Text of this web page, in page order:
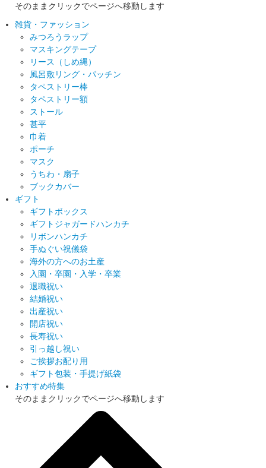
そのままクリックでページへ移動します
雑貨・ファッション
みつろうラップ
マスキングテープ
リース（しめ縄）
風呂敷リング・パッチン
タペストリー棒
タペストリー額
ストール
甚平
巾着
ポーチ
マスク
うちわ・扇子
ブックカバー
ギフト
ギフトボックス
ギフトジャガードハンカチ
リボンハンカチ
手ぬぐい祝儀袋
海外の方へのお土産
入園・卒園・入学・卒業
退職祝い
結婚祝い
出産祝い
開店祝い
長寿祝い
引っ越し祝い
ご挨拶お配り用
ギフト包装・手提げ紙袋
おすすめ特集
そのままクリックでページへ移動します